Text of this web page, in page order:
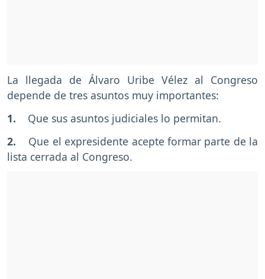
La llegada de Álvaro Uribe Vélez al Congreso
depende de tres asuntos muy importantes:
1. Que sus asuntos judiciales lo permitan.
2.
Que el expresidente acepte formar parte de la
lista cerrada al Congreso.